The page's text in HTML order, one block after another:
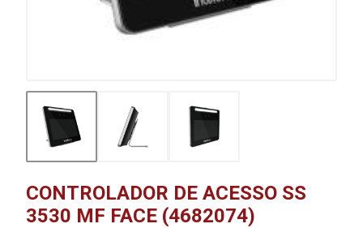
CONTROLADOR DE ACESSO SS
3530 MF FACE (4682074)